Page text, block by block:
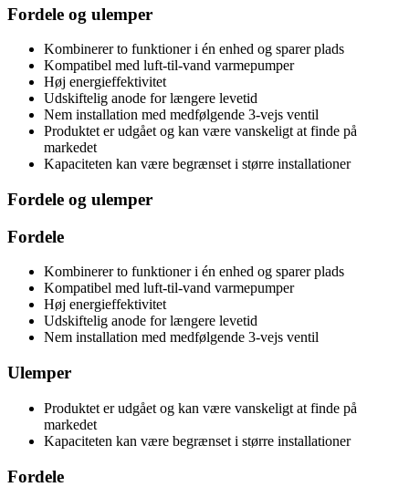
Fordele og ulemper
Kombinerer to funktioner i én enhed og sparer plads
Kompatibel med luft-til-vand varmepumper
Høj energieffektivitet
Udskiftelig anode for længere levetid
Nem installation med medfølgende 3-vejs ventil
Produktet er udgået og kan være vanskeligt at finde på
markedet
Kapaciteten kan være begrænset i større installationer
Fordele og ulemper
Fordele
Kombinerer to funktioner i én enhed og sparer plads
Kompatibel med luft-til-vand varmepumper
Høj energieffektivitet
Udskiftelig anode for længere levetid
Nem installation med medfølgende 3-vejs ventil
Ulemper
Produktet er udgået og kan være vanskeligt at finde på
markedet
Kapaciteten kan være begrænset i større installationer
Fordele